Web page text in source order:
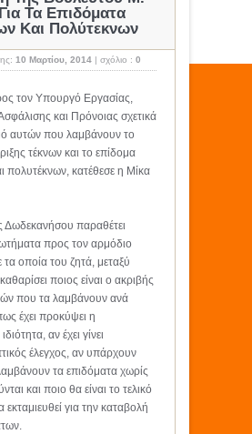
Για Τα Επιδόματα
Και Πολύτεκνων
10 Μαρτίου, 2014 | σχόλιο : 0
τον Υπουργό Εργασίας,
και Πρόνοιας σχετικά
αυτών που λαμβάνουν το
τέκνων και το επίδομα
πολυτέκνων, κατέθεσε η Μίκα
Δωδεκανήσου παραθέτει
προς τον αρμόδιο
οποία του ζητά, μεταξύ
ποιος είναι ο ακριβής
που τα λαμβάνουν ανά
έχει προκύψει η
αν έχει γίνει
έλεγχος, αν υπάρχουν
τα επιδόματα χωρίς
και ποιο θα είναι το τελικό
για την καταβολή